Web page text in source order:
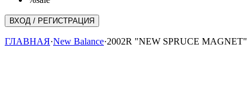
ВХОД / РЕГИСТРАЦИЯ
ГЛАВНАЯ·New Balance·2002R "NEW SPRUCE MAGNET"